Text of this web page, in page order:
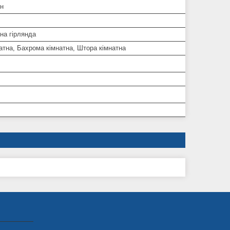
гірлянда
Бахрома кімнатна, Штора кімнатна